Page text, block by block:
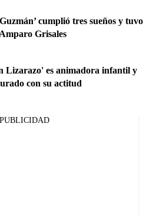
cumplió tres sueños y tuvo
Grisales
Lizarazo' es animadora infantil y
con su actitud
PUBLICIDAD